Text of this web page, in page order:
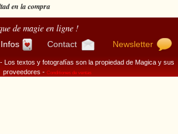
en la compra
de magie en ligne !
Infos Contact Newsletter
Los textos y fotografías son la propiedad de Magica y sus
proveedores - Conditiones de ventas